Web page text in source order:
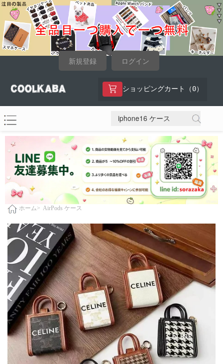
新規登録 ログイン
ショッピングカート（ 0）
ホーム> AirPods ケース